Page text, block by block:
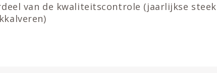
van de kwaliteitscontrole (jaarlijkse